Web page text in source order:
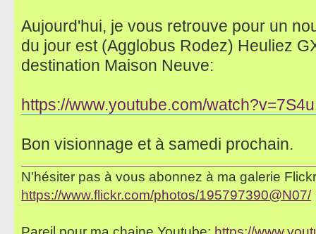
Aujourd'hui, je vous retrouve pour un
du jour est (Agglobus Rodez) Heuliez
destination Maison Neuve:
https://www.youtube.com/
Bon visionnage et à samedi prochain.
N'hésiter pas à vous abonnez à ma galerie
https://www.flickr.com/photos/195797390@N07/